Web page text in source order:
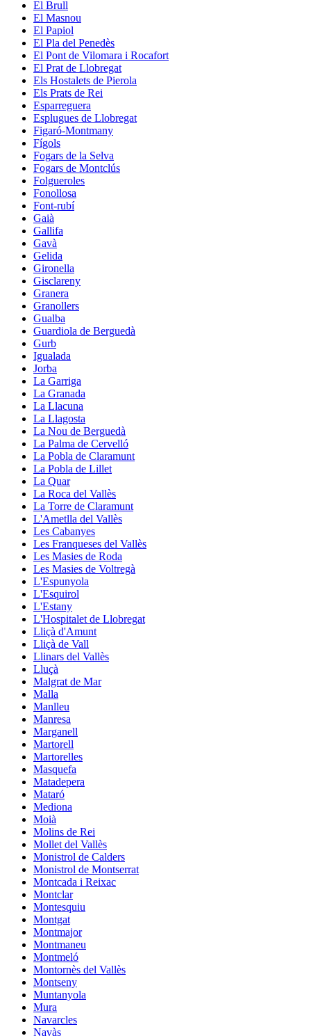
El Brull
El Masnou
El Papiol
El Pla del Penedès
El Pont de Vilomara i Rocafort
El Prat de Llobregat
Els Hostalets de Pierola
Els Prats de Rei
Esparreguera
Esplugues de Llobregat
Figaró-Montmany
Fígols
Fogars de la Selva
Fogars de Montclús
Folgueroles
Fonollosa
Font-rubí
Gaià
Gallifa
Gavà
Gelida
Gironella
Gisclareny
Granera
Granollers
Gualba
Guardiola de Berguedà
Gurb
Igualada
Jorba
La Garriga
La Granada
La Llacuna
La Llagosta
La Nou de Berguedà
La Palma de Cervelló
La Pobla de Claramunt
La Pobla de Lillet
La Quar
La Roca del Vallès
La Torre de Claramunt
L'Ametlla del Vallès
Les Cabanyes
Les Franqueses del Vallès
Les Masies de Roda
Les Masies de Voltregà
L'Espunyola
L'Esquirol
L'Estany
L'Hospitalet de Llobregat
Lliçà d'Amunt
Lliçà de Vall
Llinars del Vallès
Lluçà
Malgrat de Mar
Malla
Manlleu
Manresa
Marganell
Martorell
Martorelles
Masquefa
Matadepera
Mataró
Mediona
Moià
Molins de Rei
Mollet del Vallès
Monistrol de Calders
Monistrol de Montserrat
Montcada i Reixac
Montclar
Montesquiu
Montgat
Montmajor
Montmaneu
Montmeló
Montornès del Vallès
Montseny
Muntanyola
Mura
Navarcles
Navàs